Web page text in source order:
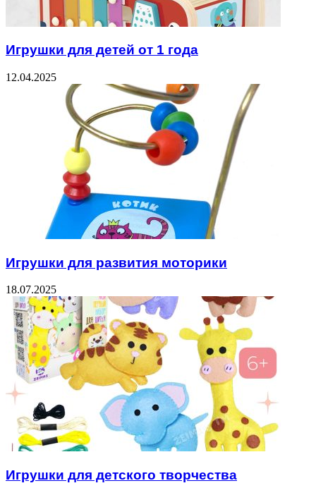
Игрушки для детей от 1 года
12.04.2025
Игрушки для развития моторики
18.07.2025
Игрушки для детского творчества